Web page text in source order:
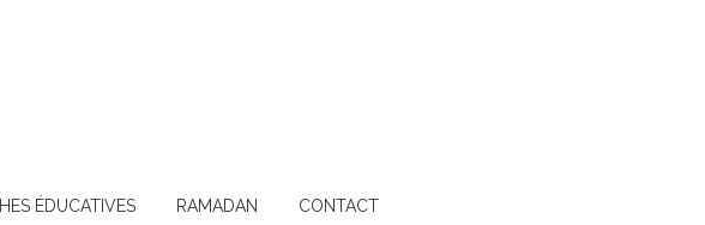
ÉDUCATIVES RAMADAN CONTACT